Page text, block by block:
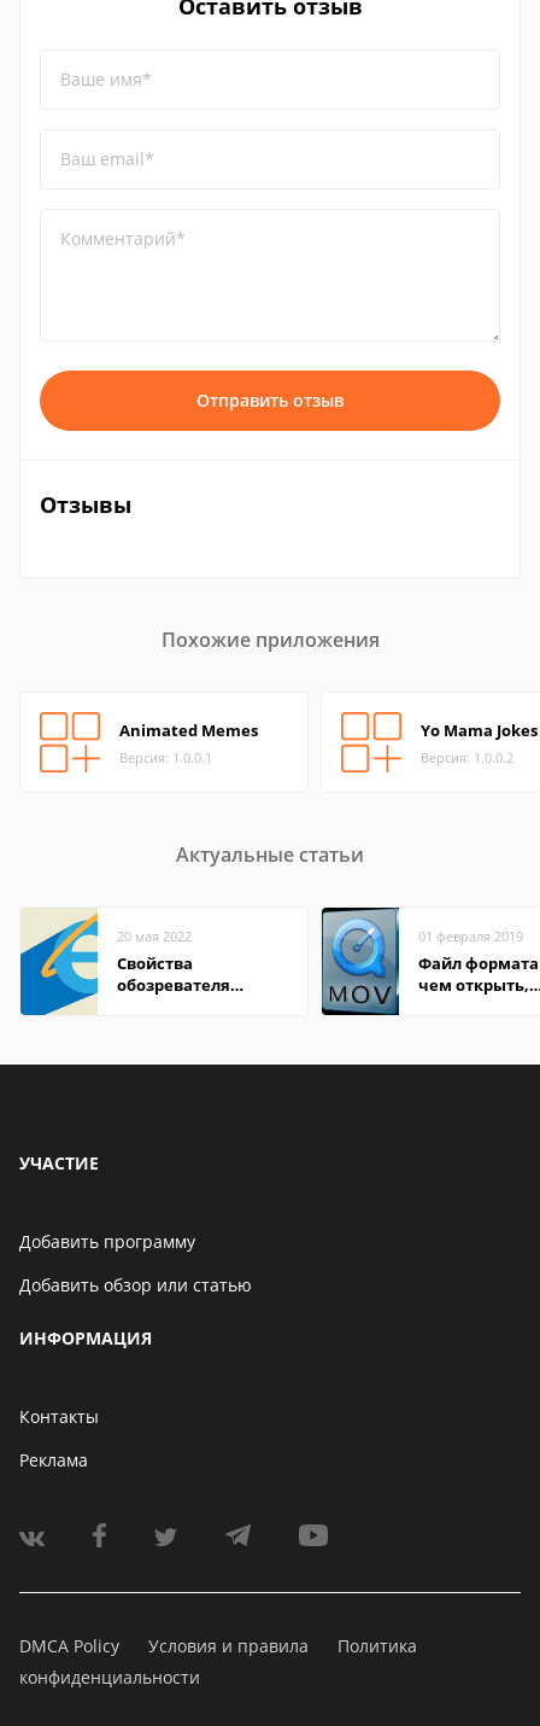
Оставить отзыв
Ваше имя*
Ваш email*
Комментарий*
Отправить отзыв
Отзывы
Похожие приложения
Animated Memes
Версия: 1.0.0.1
Yo Mama Jokes
Версия: 1.0.0.2
Актуальные статьи
20 мая 2022
Свойства
обозревателя
01 февраля 2019
Файл формата
чем открыть,
УЧАСТИЕ
Добавить программу
Добавить обзор или статью
ИНФОРМАЦИЯ
Контакты
Реклама
DMCA Policy Условия и правила
Политика
конфиденциальности